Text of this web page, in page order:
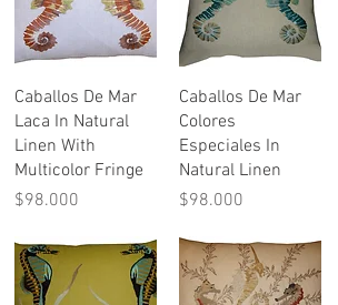
Vista rápida
Caballos De Mar
Laca In Natural
Linen With
Multicolor Fringe
Precio
$98.000
Vista rápida
Caballos De Mar
Colores
Especiales In
Natural Linen
Precio
$98.000